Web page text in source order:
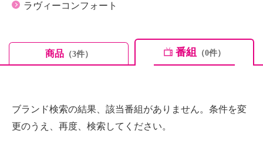
ラヴィーコンフォート
商品（3件） 番組 （0件）
ブランド検索の結果、該当番組がありません。条件を変
更のうえ、再度、検索してください。